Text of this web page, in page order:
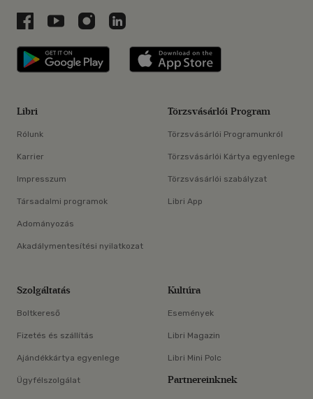
Libri a Facebookon
Libri a Youtube-on
Libri az Instagramon
Libri a LinkedInen
Libri applikáció Szerezd meg: Google
Libri
Rólunk
Karrier
Impresszum
Társadalmi programok
Adományozás
Akadálymentesítési nyilatkozat
Törzsvásárlói Program
Törzsvásárlói Programunkról
Törzsvásárlói Kártya egyenlege
Törzsvásárlói szabályzat
Libri App
Szolgáltatás
Boltkereső
Fizetés és szállítás
Ajándékkártya egyenlege
Ügyfélszolgálat
Kultúra
Események
Libri Magazin
Libri Mini Polc
Partnereinknek